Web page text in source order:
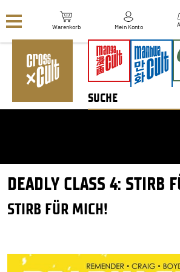
Warenkorb Mein Konto
DEADLY CLASS 4: STIRB
STIRB FÜR MICH!